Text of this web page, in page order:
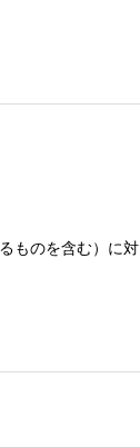
ものを含む）に対